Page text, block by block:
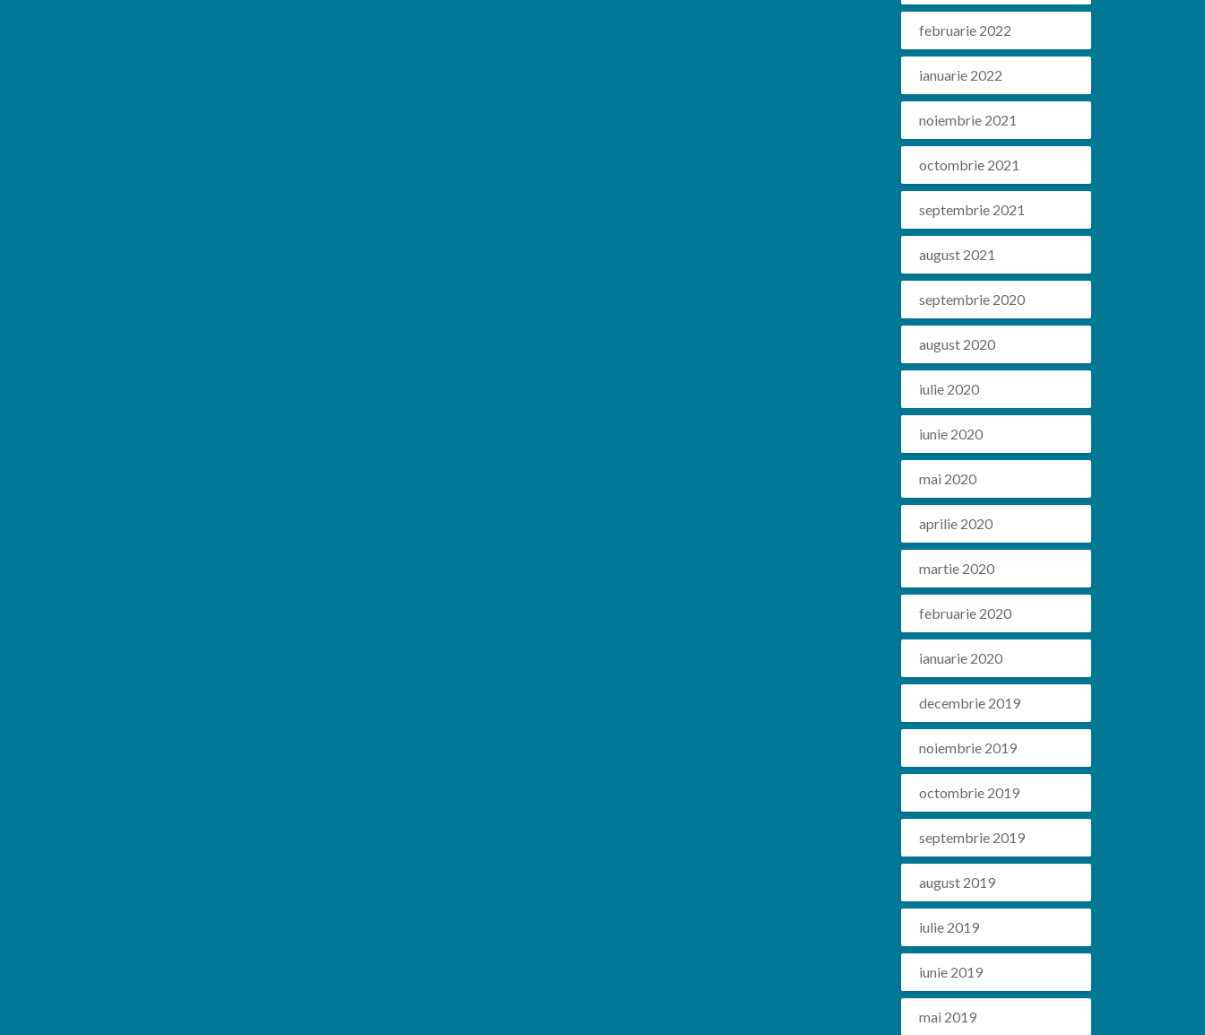
februarie 2022
ianuarie 2022
noiembrie 2021
octombrie 2021
septembrie 2021
august 2021
septembrie 2020
august 2020
iulie 2020
iunie 2020
mai 2020
aprilie 2020
martie 2020
februarie 2020
ianuarie 2020
decembrie 2019
noiembrie 2019
octombrie 2019
septembrie 2019
august 2019
iulie 2019
iunie 2019
mai 2019